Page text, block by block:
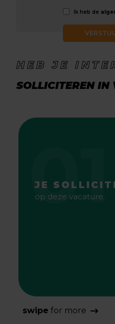
Ik heb de
HEB JE
SOLLICITEREN IN
01
JE
op deze vacature.
swipe for more